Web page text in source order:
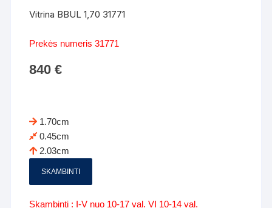
Vitrina BBUL 1,70 31771
Prekės numeris 31771
840€
1.70cm
0.45cm
2.03cm
SKAMBINTI
Skambinti : I-V nuo 10-17 val. VI 10-14 val.